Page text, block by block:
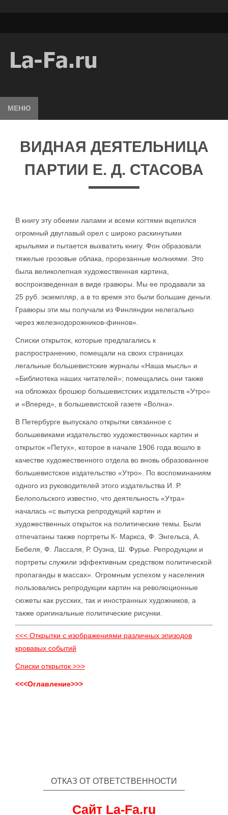
МЕНЮ
ВИДНАЯ ДЕЯТЕЛЬНИЦА
ПАРТИИ Е. Д. СТАСОВА
В книгу эту обеими лапами и всеми когтями вцепился
огромный двуглавый орел с широко раскинутыми
крыльями и пытается выхватить книгу. Фон образовали
тяжелые грозовые облака, прорезанные молниями. Это
была великолепная художественная картина,
воспроизведенная в виде гравюры. Мы ее продавали за
25 руб. экземпляр, а в то время это были большие деньги.
Гравюры эти мы получали из Финляндии нелегально
через железнодорожников-финнов».
Списки открыток, которые предлагались к
распространению, помещали на своих страницах
легальные большевистские журналы «Наша мысль» и
«Библиотека наших читателей»; помещались они также
на обложках брошюр большевистских издательств «Утро»
и «Вперед», в большевистской газете «Волна».
В Петербурге выпускало открытки связанное с
большевиками издательство художественных картин и
открыток «Петух», которое в начале 1906 года вошло в
качестве художественного отдела во вновь образованное
большевистское издательство «Утро». По воспоминаниям
одного из руководителей этого издательства И. Р.
Белопольского известно, что деятельность «Утра»
началась «с выпуска репродукций картин и
художественных открыток на политические темы. Были
отпечатаны также портреты К- Маркса, Ф. Энгельса, А.
Бебеля, Ф. Лассаля, Р. Оуэна, Ш. Фурье. Репродукции и
портреты служили эффективным средством политической
пропаганды в массах». Огромным успехом у населения
пользовались репродукции картин на революционные
сюжеты как русских, так и иностранных художников, а
также оригинальные политические рисунки.
<<< Открытки с изображениями различных эпизодов
кровавых событий
Списки открыток >>>
<<<Оглавление>>>
ОТКАЗ ОТ ОТВЕТСТВЕННОСТИ
Сайт La-Fa.ru